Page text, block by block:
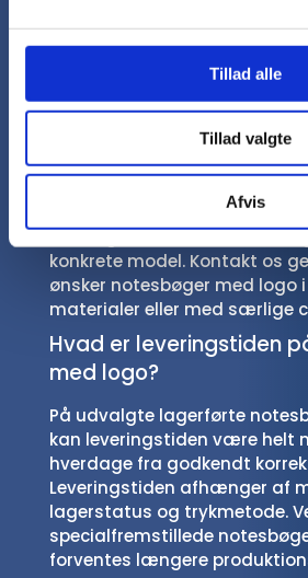
Tillad alle
Tillad valgte
Afvis
Kan I levere
Ja, vi tilbyder flere
der er fokus på mere
og dokumentation. Mange
eksempelvis med FSC-
nogle produkter er produceret
ordninger som SMETA,
konkrete model. Kontakt os
ønsker notesbøger med logo
materialer eller med særlige
Hvad er leveringstiden
med logo?
På udvalgte lagerførte
kan leveringstiden være helt
hverdage fra godkendt
Leveringstiden afhænger af
lagerstatus og trykmetode.
specialfremstillede
forventes længere